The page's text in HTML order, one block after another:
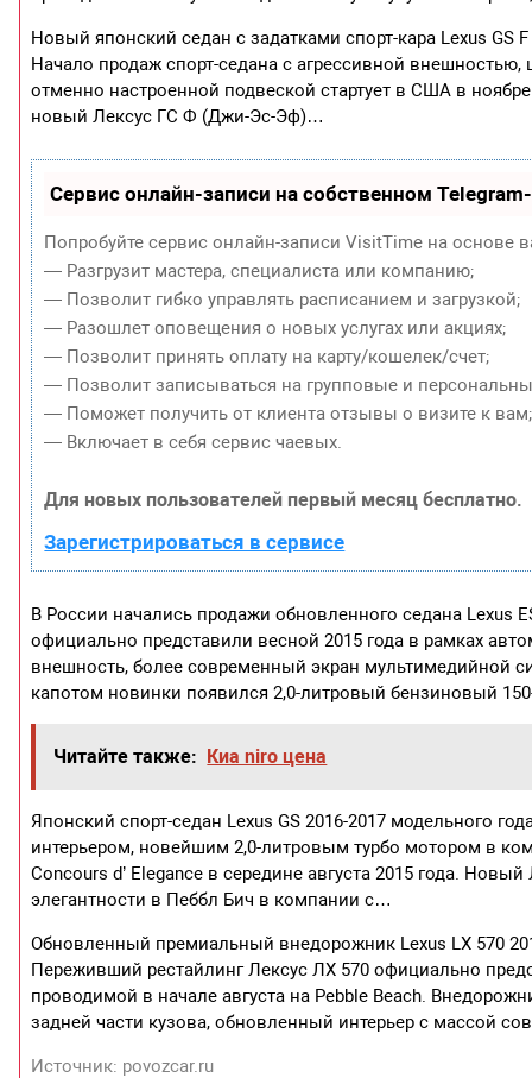
Новый японский седан с задатками спорт-кара Lexus GS
Начало продаж спорт-седана с агрессивной
отменно настроенной подвеской стартует в США в
новый Лексус ГС Ф (Джи-Эс-Эф)…
Сервис онлайн-записи на собственном
Попробуйте сервис онлайн-записи VisitTime на основе
— Разгрузит мастера, специалиста или компанию;
— Позволит гибко управлять расписанием и загрузкой;
— Разошлет оповещения о новых услугах или акциях;
— Позволит принять оплату на карту/кошелек/счет;
— Позволит записываться на групповые и
— Поможет получить от клиента отзывы о визите к вам;
— Включает в себя сервис чаевых.
Для новых пользователей первый месяц бесплатно.
Зарегистрироваться в сервисе
В России начались продажи обновленного седана Lexus
официально представили весной 2015 года в рамках
внешность, более современный экран мультимедийной
капотом новинки появился 2,0-литровый бензиновый
Читайте также: Киа niro цена
Японский спорт-седан Lexus GS 2016-2017 модельного
интерьером, новейшим 2,0-литровым турбо мотором в
Concours d’ Elegance в середине августа 2015 года.
элегантности в Пеббл Бич в компании с…
Обновленный премиальный внедорожник Lexus LX 570
Переживший рестайлинг Лексус ЛХ 570 официально
проводимой в начале августа на Pebble Beach.
задней части кузова, обновленный интерьер с массой
Источник: povozcar.ru